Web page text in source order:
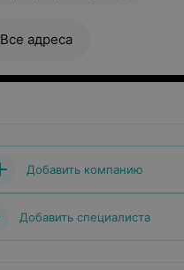
Все адреса
Добавить компанию
Добавить специалиста